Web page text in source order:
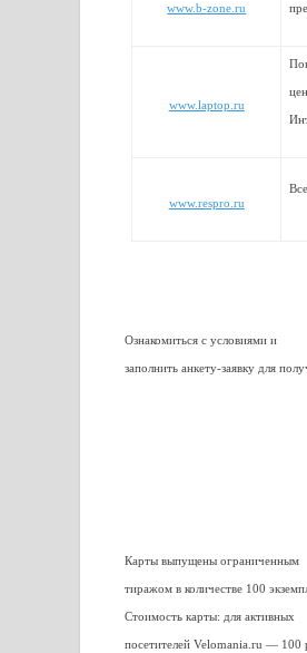
www.b-zone.ru
www.laptop.ru
www.respro.ru
Ознакомиться с условиями и
заполнить анкету-заявку для
Карты выпущены ограниченным
тиражом в количестве 100
Стоимость карты: для активных
посетителей Velomania.ru — 100